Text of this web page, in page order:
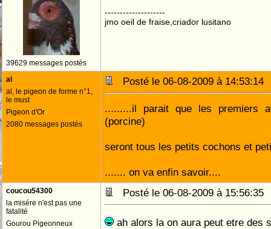
39629 messages postés
--------------------
jmo oeil de fraise,criador lusitano
al
al, le pigeon de forme n°1,
le must
Pigeon d'Or
2080 messages postés
Posté le 06-08-2009 à
.........il parait que les premiers
(porcine)
seront tous les petits cochons et
....... on va enfin savoir....
coucou54300
la misére n'est pas une
fatalité
Gourou Pigeonneux
Posté le 06-08-2009 à
ah alors la on aura peut etre des